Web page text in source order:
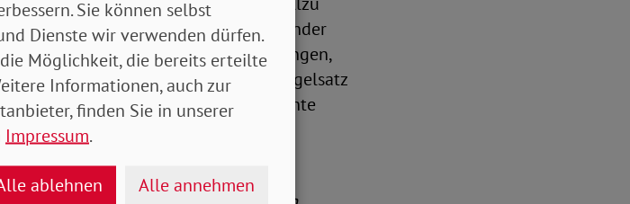
vom Staat aktuell gegeneinander
in Familien, die Bürgergeld empfangen,
die 250 Euro werden voll auf den Regelsatz
einen Systemwechsel und eine echte
Sie können selbst
Dienste wir verwenden dürfen.
Möglichkeit, die bereits erteilte
Informationen, auch zur
finden Sie in unserer
Impressum.
ablehnen Alle annehmen